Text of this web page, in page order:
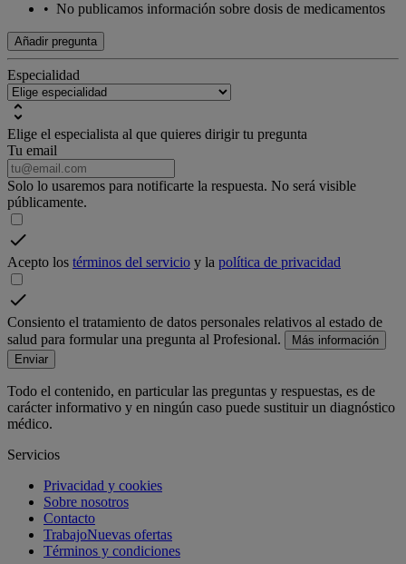
• No publicamos información sobre dosis de medicamentos
Añadir pregunta
Especialidad
Elige el especialista al que quieres dirigir tu pregunta
Tu email
Solo lo usaremos para notificarte la respuesta. No será visible
públicamente.
Acepto los términos del servicio y la política de privacidad
Consiento el tratamiento de datos personales relativos al estado de
salud para formular una pregunta al Profesional.
Más información
Enviar
Todo el contenido, en particular las preguntas y respuestas, es de
carácter informativo y en ningún caso puede sustituir un diagnóstico
médico.
Servicios
Privacidad y cookies
Sobre nosotros
Contacto
TrabajoNuevas ofertas
Términos y condiciones